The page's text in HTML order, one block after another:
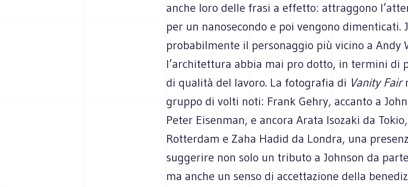
anche loro delle frasi a effetto: attraggono
per un nanosecondo e poi vengono dimenticati.
probabilmente il personaggio più vicino a Andy
l’architettura abbia mai pro dotto, in termini di
di qualità del lavoro. La fotografia di Vanity Fair
gruppo di volti noti: Frank Gehry, accanto a
Peter Eisenman, e ancora Arata Isozaki da
Rotterdam e Zaha Hadid da Londra, una
suggerire non solo un tributo a Johnson da
ma anche un senso di accettazione della